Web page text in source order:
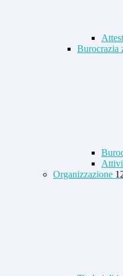
Burocrazia
Organizzazione